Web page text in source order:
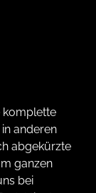
komplette
anderen
abgekürzte
ganzen
bei